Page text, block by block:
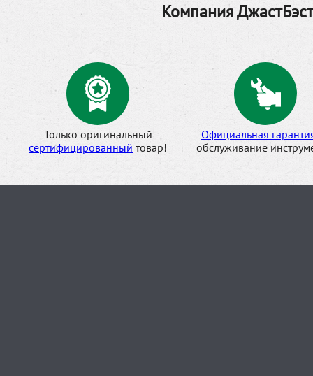
Компания
Только оригинальный
сертифицированный товар!
Официальная
обслуживание